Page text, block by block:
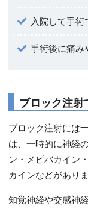
入院して手
手術後に痛み
ブロック注射
ブロック注射には
は、一時的に神経
ン・メピバカイン
カインなどがありま
知覚神経や交感神